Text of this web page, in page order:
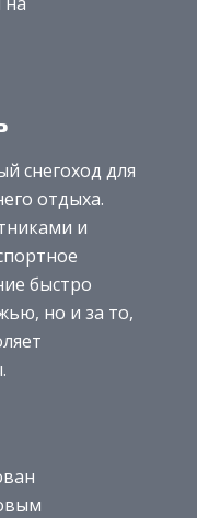
снегоход для
отдыха.
и
быстро
но и за то,